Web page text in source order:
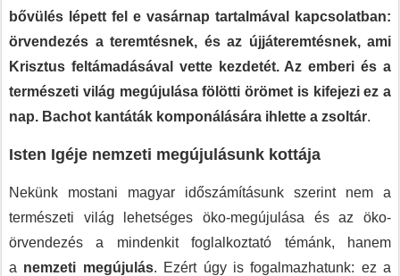
bővülés lépett fel e vasárnap tartalmával kapcsolatban:
örvendezés a teremtésnek, és az újjáteremtésnek, ami
Krisztus feltámadásával vette kezdetét. Az emberi és a
természeti világ megújulása fölötti örömet is kifejezi ez a
nap. Bachot kantáták komponálására ihlette a zsoltár.
Isten Igéje nemzeti megújulásunk kottája
Nekünk mostani magyar időszámításunk szerint nem a
természeti világ lehetséges öko-megújulása és az öko-
örvendezés a mindenkit foglalkoztató témánk, hanem
a nemzeti megújulás. Ezért úgy is fogalmazhatunk: ez a